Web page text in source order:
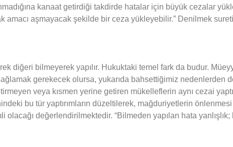
kanaat getirdiği takdirde hatalar için büyük cezalar
aşmayacak şekilde bir ceza yükleyebilir.” Denilmek
diğeri bilmeyerek yapılır. Hukuktaki temel fark da budur.
gerekecek olursa, yukarıda bahsettiğimiz nedenlerden
veya kısmen yerine getiren mükelleflerin aynı cezai
bu tür yaptırımların düzeltilerek, mağduriyetlerin
değerlendirilmektedir. “Bilmeden yapılan hata yanlışlık;